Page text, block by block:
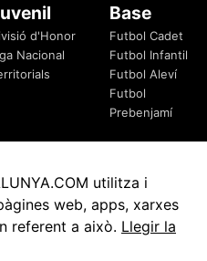
d'Honor
Nacional
Base
Futbol Cadet
Futbol Infantil
Futbol Aleví
Futbol
Prebenjamí
Política de Cookies
utilitza i
web, apps, xarxes
referent a això. Llegir la